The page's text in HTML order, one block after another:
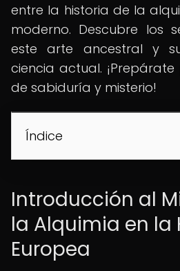
entre la historia de la
moderno. Descubre los
este arte ancestral y
ciencia actual.
de sabiduría y misterio!
Índice
Introducción al
la Alquimia en la
Europea